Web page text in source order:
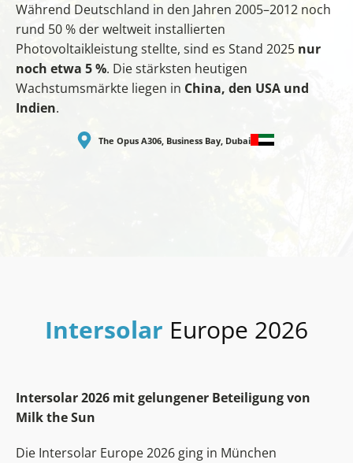
Während Deutschland in den Jahren 2005–2012 noch
rund 50 % der weltweit installierten
Photovoltaikleistung stellte, sind es Stand 2025 nur
noch etwa 5 %. Die stärksten heutigen
Wachstumsmärkte liegen in China, den USA und
Indien.
The Opus A306, Business Bay, Dubai
Intersolar Europe 2026
Intersolar 2026 mit gelungener Beteiligung von
Milk the Sun
Die Intersolar Europe 2026 ging in München